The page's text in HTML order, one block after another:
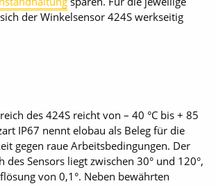
der Winkelsensor 424S werkseitig
des 424S reicht von – 40 °C bis + 85
IP67 nennt elobau als Beleg für die
gegen raue Arbeitsbedingungen. Der
des Sensors liegt zwischen 30° und 120°,
von 0,1°. Neben bewährten